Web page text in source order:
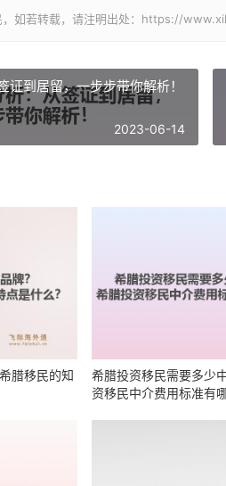
，如若转载，请注明出处：https://
证到居留，一步步带你解析！
2023-06-14
腊移民的知
希腊投资移民需要多少
资移民中介费用标准有